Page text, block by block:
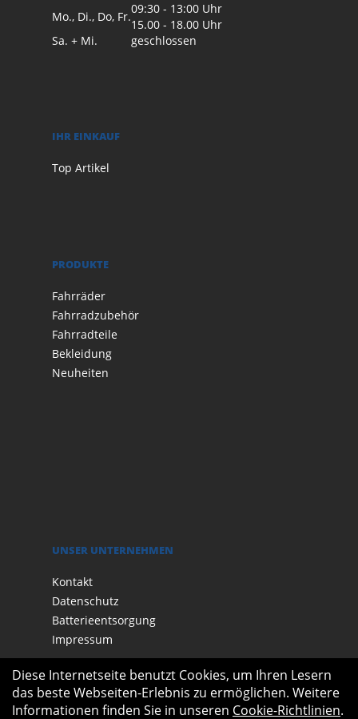
Mo., Di., Do, Fr.
09:30 - 13:00 Uhr
15.00 - 18.00 Uhr
Sa. + Mi.
geschlossen
IHR EINKAUF
Top Artikel
PRODUKTE
Fahrräder
Fahrradzubehör
Fahrradteile
Bekleidung
Neuheiten
UNSER UNTERNEHMEN
Kontakt
Datenschutz
Batterieentsorgung
Impressum
Diese Internetseite benutzt Cookies, um Ihren Lesern
das beste Webseiten-Erlebnis zu ermöglichen. Weitere
Informationen finden Sie in unseren Cookie-Richtlinien.